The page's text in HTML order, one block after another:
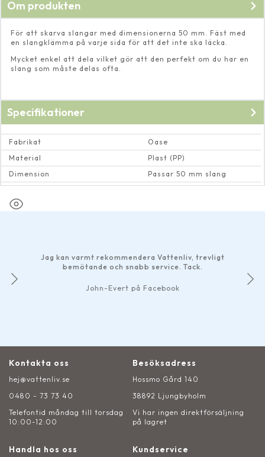
Om produkten
För att skarva slangar med dimensionerna 50 mm. Fäst med
en slangklämma på varje sida för att det inte ska läcka.
Mycket enkel att dela vilket gör att den perfekt om du har en
slang som måste delas ofta.
Specifikationer
Fabrikat
Oase
Material
Plast (PP)
Dimension
Passar 50 mm slang
Jag kan varmt rekommendera Vattenliv, trevligt
bemötande och snabb service. Tack.
John-Evert på Facebook
Kontakta oss
hej@vattenliv.se
0480 - 73 73 40
Telefontid måndag till torsdag
10:00-12:00
Besöksadress
Hossmo Gård 140
38892 Ljungbyholm
Vi har ingen direktförsäljning
på lagret
Handla hos oss Kundservice